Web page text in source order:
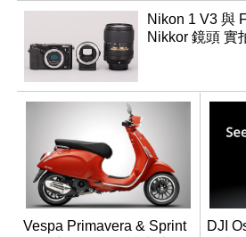
Nikon 1 V3 與
Nikkor 鏡頭 實
Vespa Primavera & Sprint
DJI